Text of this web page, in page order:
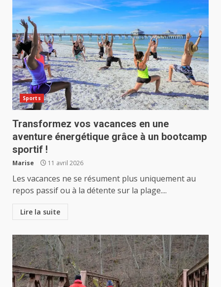
Sports
Transformez vos vacances en une
aventure énergétique grâce à un bootcamp
sportif !
Marise 11 avril 2026
Les vacances ne se résument plus uniquement au
repos passif ou à la détente sur la plage....
Lire la suite